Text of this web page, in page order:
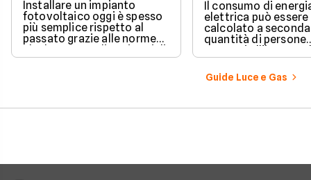
Installare un impianto
fotovoltaico oggi è spesso
più semplice rispetto al
passato grazie alle norme
che hanno ampliato i casi di
edilizia libera.
Il consumo di
elettrica può essere
calcolato a
quantità di persone
presenti all'interno
determinato
numerosi i fattori
influenzano questo
considerazione per
Guide Luce e Gas